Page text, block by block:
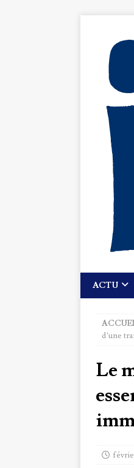
ACTU
d’une
Le